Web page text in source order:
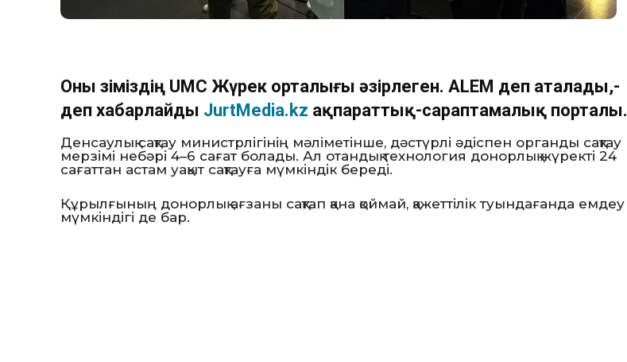
Оны өзіміздің UMC Жүрек орталығы әзірлеген. ALEM деп аталады,-
деп хабарлайды JurtMedia.kz ақпараттық-сараптамалық порталы.
Денсаулық сақтау министрлігінің мәліметінше, дәстүрлі әдіспен органды сақтау
мерзімі небәрі 4–6 сағат болады. Ал отандық технология донорлық жүректі 24
сағаттан астам уақыт сақтауға мүмкіндік береді.
Құрылғының донорлық ағзаны сақтап қана қоймай, қажеттілік туындағанда емдеу
мүмкіндігі де бар.